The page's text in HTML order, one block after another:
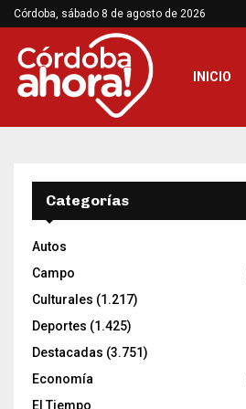
Córdoba, sábado 8 de agosto de 2026
INICIO
Categorías
Autos
Campo
Culturales (1.217)
Deportes (1.425)
Destacadas (3.751)
Economía
El Tiempo